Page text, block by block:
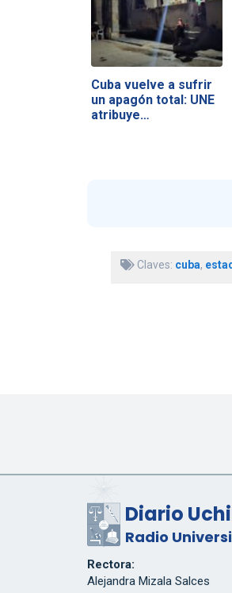
Cuba vuelve a sufrir
un apagón total: UNE
atribuye…
Claves: cuba,
Diario
Radio
Rectora:
Alejandra Mizala Salces